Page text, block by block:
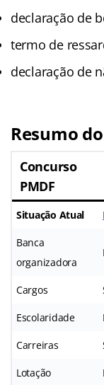
declaração de
termo de
declaração de
Resumo
Concurso
PMDF
Situação Atual
Banca
organizadora
Cargos
Escolaridade
Carreiras
Lotação